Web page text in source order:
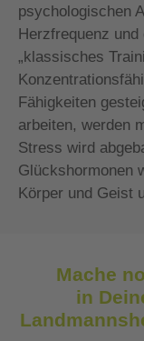
psychologischen
Herzfrequenz
„klassisches
Fähigkeiten
arbeiten, werden
Stress wird
Glückshormonen
Körper und Geist
Mache
in